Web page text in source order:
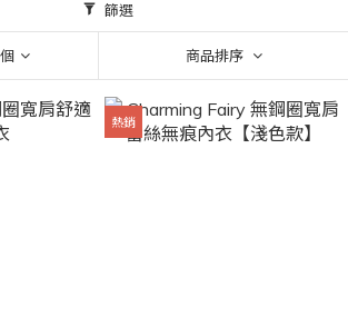
篩選
商品排序
熱銷